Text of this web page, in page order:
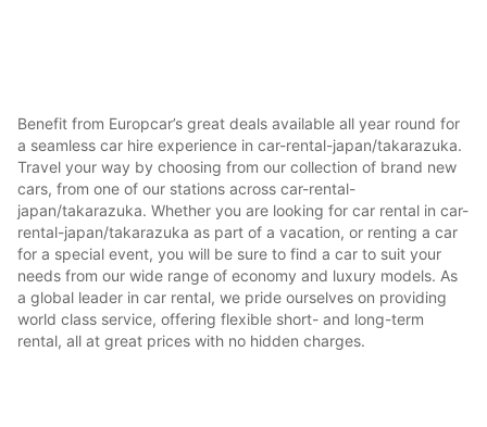
Benefit from Europcar’s great deals available all year round for
a seamless car hire experience in car-rental-japan/takarazuka.
Travel your way by choosing from our collection of brand new
cars, from one of our stations across car-rental-
japan/takarazuka. Whether you are looking for car rental in car-
rental-japan/takarazuka as part of a vacation, or renting a car
for a special event, you will be sure to find a car to suit your
needs from our wide range of economy and luxury models. As
a global leader in car rental, we pride ourselves on providing
world class service, offering flexible short- and long-term
rental, all at great prices with no hidden charges.